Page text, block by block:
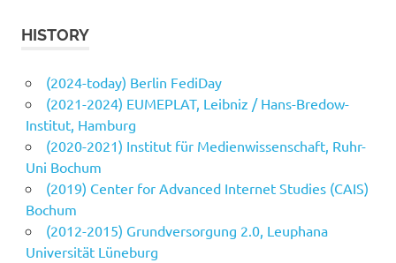
HISTORY
(2024-today) Berlin FediDay
(2021-2024) EUMEPLAT, Leibniz / Hans-Bredow-
Institut, Hamburg
(2020-2021) Institut für Medienwissenschaft, Ruhr-
Uni Bochum
(2019) Center for Advanced Internet Studies (CAIS)
Bochum
(2012-2015) Grundversorgung 2.0, Leuphana
Universität Lüneburg